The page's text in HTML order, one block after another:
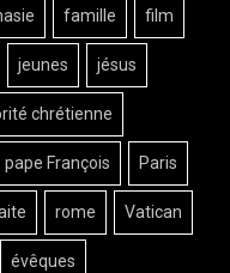
famille film
jeunes jésus
chrétienne
pape François Paris
rome Vatican
évêques